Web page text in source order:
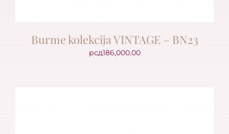
Burme kolekcija VINTAGE – BN23
рсд186,000.00